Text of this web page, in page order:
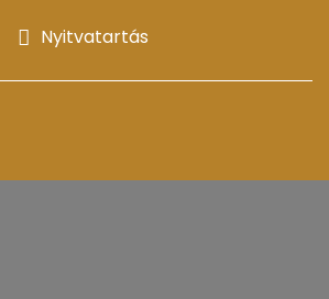
Nyitvatartás